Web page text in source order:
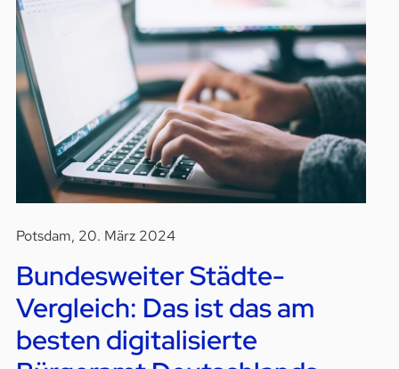
Potsdam, 20. März 2024
Bundesweiter Städte-
Vergleich: Das ist das am
besten digitalisierte